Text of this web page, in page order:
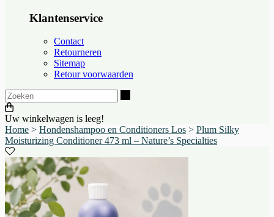
Klantenservice
Contact
Retourneren
Sitemap
Retour voorwaarden
Uw winkelwagen is leeg!
Home > Hondenshampoo en Conditioners Los > Plum Silky
Moisturizing Conditioner 473 ml – Nature’s Specialties